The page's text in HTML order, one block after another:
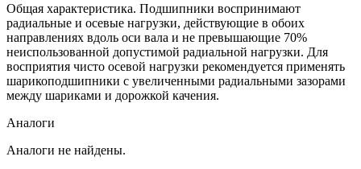
Общая характеристика. Подшипники воспринимают
радиальные и осевые нагрузки, действующие в обоих
направлениях вдоль оси вала и не превышающие 70%
неиспользованной допустимой радиальной нагрузки. Для
восприятия чисто осевой нагрузки рекомендуется применять
шарикоподшипники с увеличенными радиальными зазорами
между шариками и дорожкой качения.
Аналоги
Аналоги не найдены.